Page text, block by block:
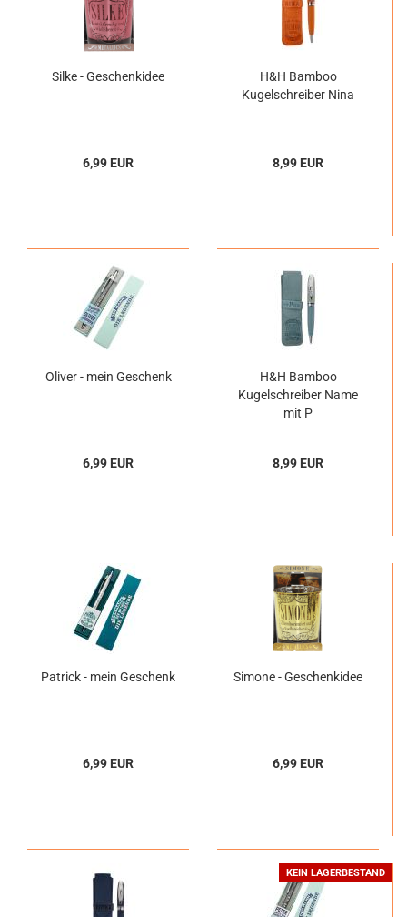
Silke - Geschenkidee
6,99 EUR
H&H Bamboo
Kugelschreiber Nina
8,99 EUR
Oliver - mein Geschenk
6,99 EUR
H&H Bamboo
Kugelschreiber Name
mit P
8,99 EUR
Patrick - mein Geschenk
6,99 EUR
Simone - Geschenkidee
6,99 EUR
KEIN LAGERBESTAND